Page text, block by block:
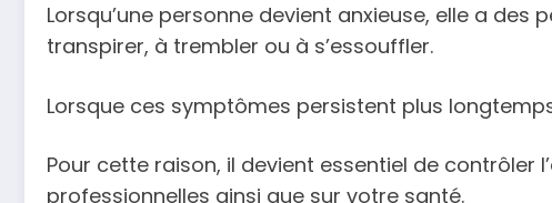
Lorsqu’une personne devient anxieuse, elle a
transpirer, à trembler ou à s’essouffler.
Lorsque ces symptômes persistent plus
Pour cette raison, il devient essentiel de contrôler
professionnelles ainsi que sur votre santé.